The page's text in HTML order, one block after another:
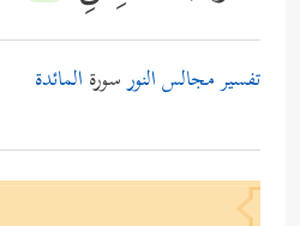
تفسير مجالس النورسورة المائدة